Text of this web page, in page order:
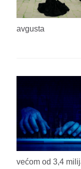
avgusta
većom od 3,4